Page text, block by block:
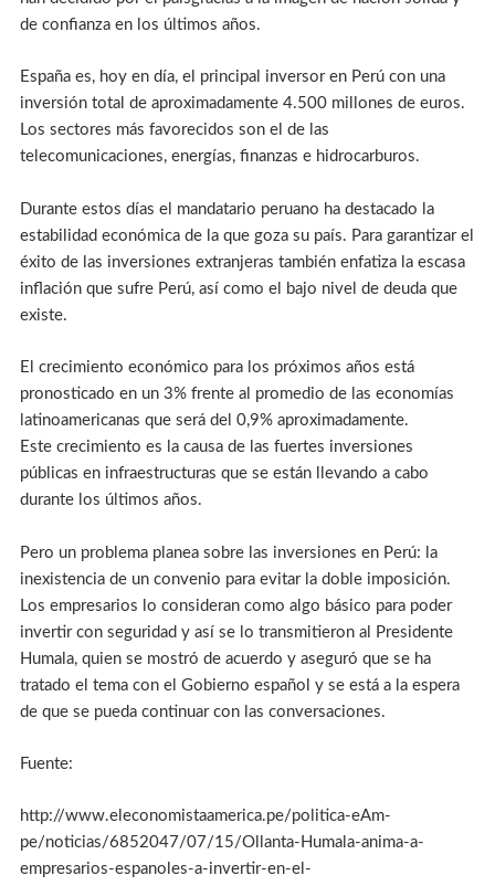
de confianza en los últimos años.
España es, hoy en día, el principal inversor en Perú con una
inversión total de aproximadamente 4.500 millones de euros.
Los sectores más favorecidos son el de las
telecomunicaciones, energías, finanzas e hidrocarburos.
Durante estos días el mandatario peruano ha destacado la
estabilidad económica de la que goza su país. Para garantizar el
éxito de las inversiones extranjeras también enfatiza la escasa
inflación que sufre Perú, así como el bajo nivel de deuda que
existe.
El crecimiento económico para los próximos años está
pronosticado en un 3% frente al promedio de las economías
latinoamericanas que será del 0,9% aproximadamente.
Este crecimiento es la causa de las fuertes inversiones
públicas en infraestructuras que se están llevando a cabo
durante los últimos años.
Pero un problema planea sobre las inversiones en Perú: la
inexistencia de un convenio para evitar la doble imposición.
Los empresarios lo consideran como algo básico para poder
invertir con seguridad y así se lo transmitieron al Presidente
Humala, quien se mostró de acuerdo y aseguró que se ha
tratado el tema con el Gobierno español y se está a la espera
de que se pueda continuar con las conversaciones.
Fuente:
http://www.eleconomistaamerica.pe/politica-eAm-
pe/noticias/6852047/07/15/Ollanta-Humala-anima-a-
empresarios-espanoles-a-invertir-en-el-